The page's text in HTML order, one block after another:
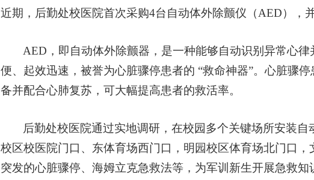
近期，后勤处校医院首次采购4台自动体外除颤仪（AED），
AED，即自动体外除颤器，是一种能够自动识别异常心
便、起效迅速，被誉为心脏骤停患者的 “救命神器”。心脏骤
备并配合心肺复苏，可大幅提高患者的救活率。
后勤处校医院通过实地调研，在校园多个关键场所安装
校区校医院门口、东体育场西门口，明园校区体育场北门口
突发的心脏骤停、海姆立克急救法等，为军训新生开展急救